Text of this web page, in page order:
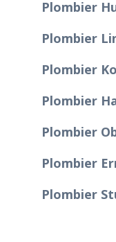
Plombier
Plombier
Plombier
Plombier
Plombier
Plombier
Plombier